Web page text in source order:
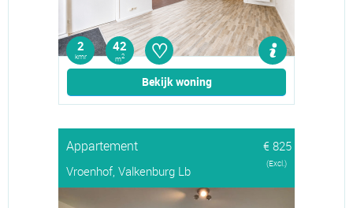
2
kmr
42
m2 ♡
Bekijk woning
Appartement
€ 825
Vroenhof, Valkenburg Lb
(Excl.)